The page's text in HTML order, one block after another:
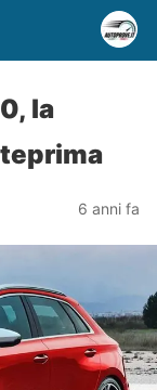
la
6 anni fa